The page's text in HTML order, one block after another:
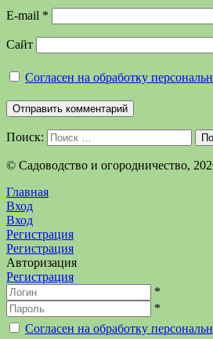
E-mail *
Сайт
Согласен на обработку
Поиск:
©️ Садоводство и огородничество,
Главная
Вход
Вход
Регистрация
Регистрация
Авторизация
Регистрация
*
*
Согласен на обработку